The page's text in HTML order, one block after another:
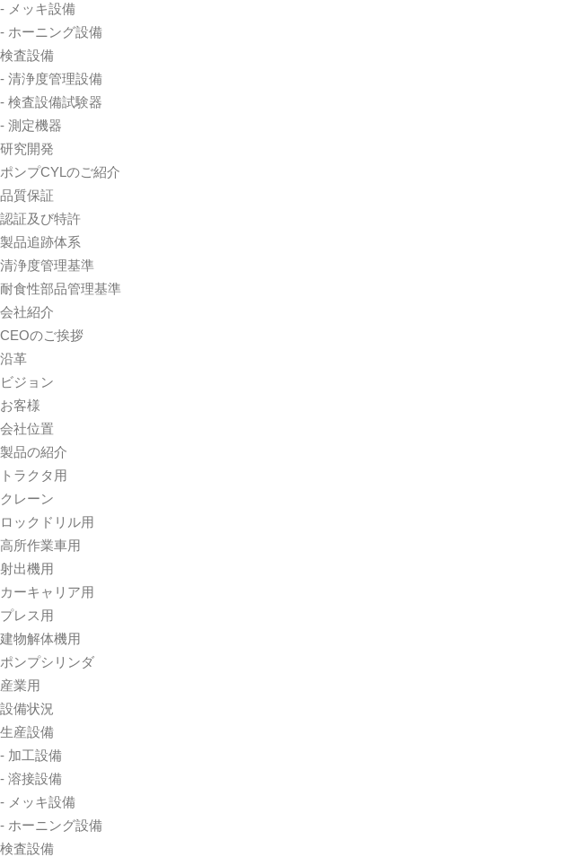
- メッキ設備
- ホーニング設備
検査設備
- 清浄度管理設備
- 検査設備試験器
- 測定機器
研究開発
ポンプCYLのご紹介
品質保証
認証及び特許
製品追跡体系
清浄度管理基準
耐食性部品管理基準
会社紹介
CEOのご挨拶
沿革
ビジョン
お客様
会社位置
製品の紹介
トラクタ用
クレーン
ロックドリル用
高所作業車用
射出機用
カーキャリア用
プレス用
建物解体機用
ポンプシリンダ
産業用
設備状況
生産設備
- 加工設備
- 溶接設備
- メッキ設備
- ホーニング設備
検査設備